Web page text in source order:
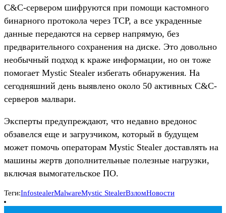
C&C-сервером шифруются при помощи кастомного
бинарного протокола через TCP, а все украденные
данные передаются на сервер напрямую, без
предварительного сохранения на диске. Это довольно
необычный подход к краже информации, но он тоже
помогает Mystic Stealer избегать обнаружения. На
сегодняшний день выявлено около 50 активных C&C-
серверов малвари.
Эксперты предупреждают, что недавно вредонос
обзавелся еще и загрузчиком, который в будущем
может помочь операторам Mystic Stealer доставлять на
машины жертв дополнительные полезные нагрузки,
включая вымогательское ПО.
Теги:InfostealerMalwareMystic StealerВзломНовости